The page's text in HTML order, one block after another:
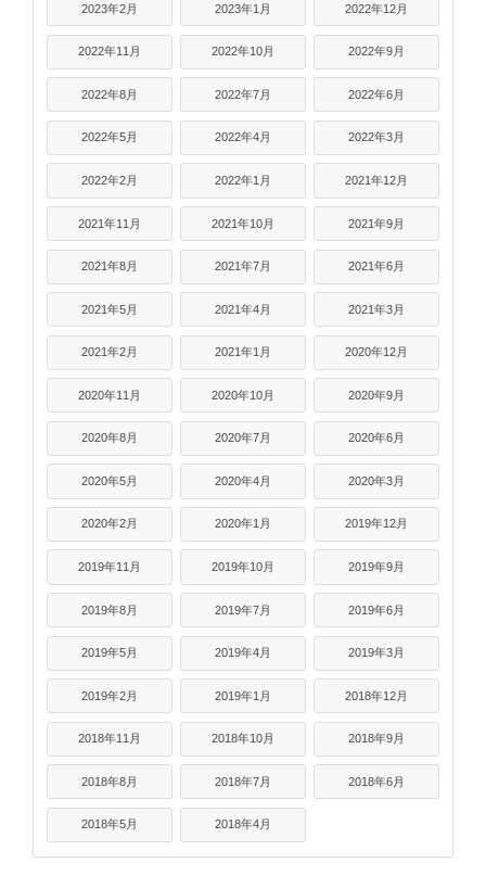
2023年2月 2023年1月 2022年12月
2022年11月 2022年10月 2022年9月
2022年8月 2022年7月 2022年6月
2022年5月 2022年4月 2022年3月
2022年2月 2022年1月 2021年12月
2021年11月 2021年10月 2021年9月
2021年8月 2021年7月 2021年6月
2021年5月 2021年4月 2021年3月
2021年2月 2021年1月 2020年12月
2020年11月 2020年10月 2020年9月
2020年8月 2020年7月 2020年6月
2020年5月 2020年4月 2020年3月
2020年2月 2020年1月 2019年12月
2019年11月 2019年10月 2019年9月
2019年8月 2019年7月 2019年6月
2019年5月 2019年4月 2019年3月
2019年2月 2019年1月 2018年12月
2018年11月 2018年10月 2018年9月
2018年8月 2018年7月 2018年6月
2018年5月 2018年4月